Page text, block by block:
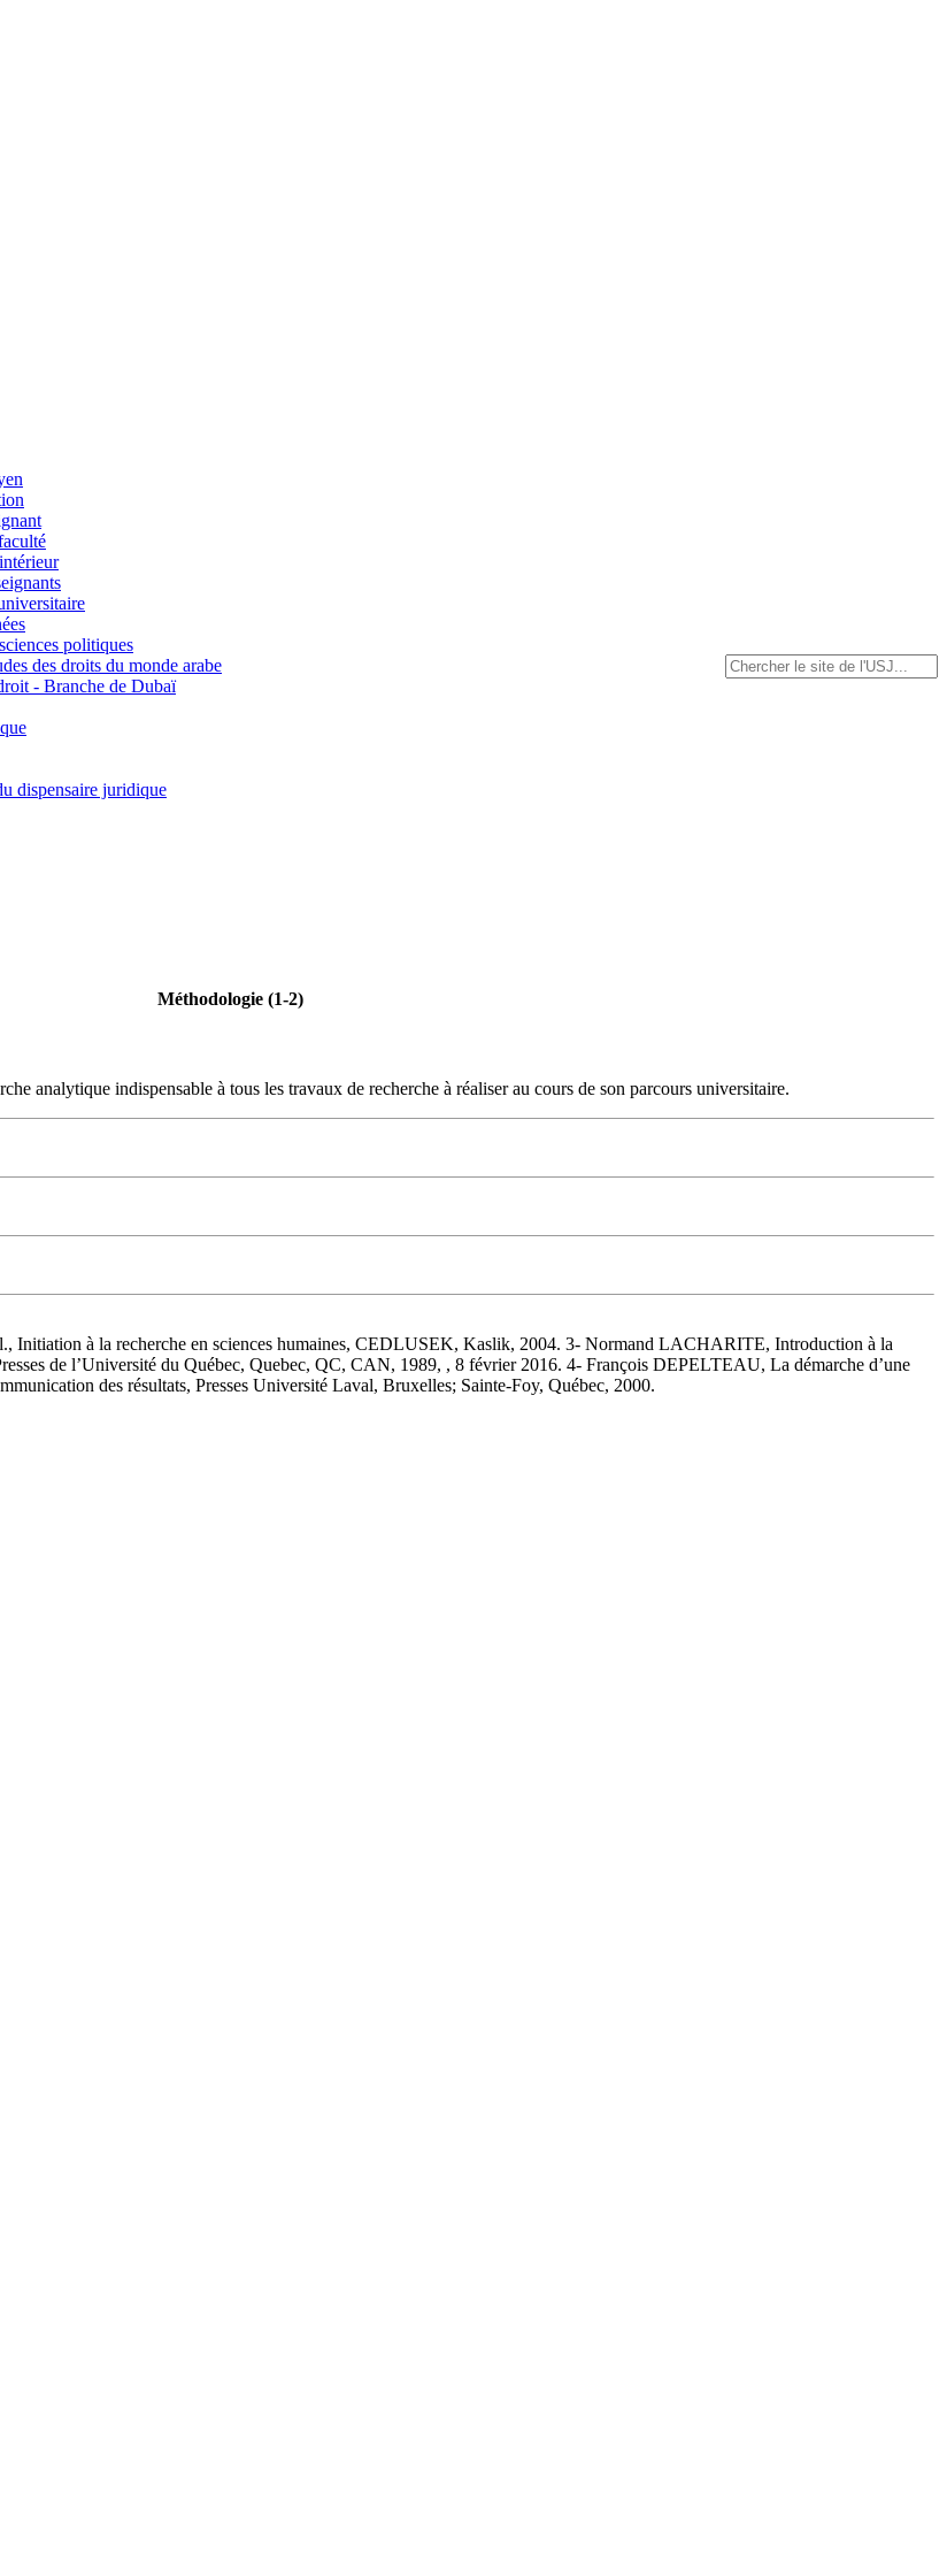
politiques
des droits du monde arabe
- Branche de Dubaï
dispensaire juridique
Méthodologie (1-2)
analytique indispensable à tous les travaux de recherche à réaliser au cours de son parcours universitaire.
Initiation à la recherche en sciences humaines, CEDLUSEK, Kaslik, 2004. 3- Normand LACHARITE, Introduction à la
de l’Université du Québec, Quebec, QC, CAN, 1989, , 8 février 2016. 4- François DEPELTEAU, La démarche d’une
des résultats, Presses Université Laval, Bruxelles; Sainte-Foy, Québec, 2000.